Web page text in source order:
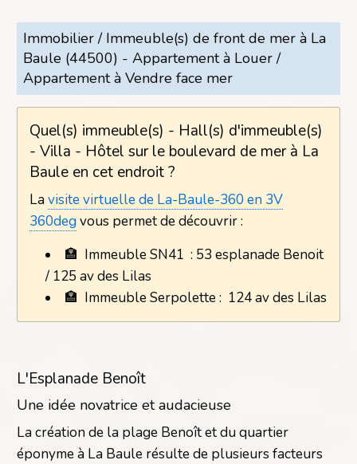
Immobilier / Immeuble(s) de front de mer à La
Baule (44500) - Appartement à Louer /
Appartement à Vendre face mer
Quel(s) immeuble(s) - Hall(s) d'immeuble(s)
- Villa - Hôtel sur le boulevard de mer à La
Baule en cet endroit ?
Lavisite virtuelle de La-Baule-360 en 3V
360degvous permet de découvrir :
🏣 Immeuble SN41 : 53 esplanade Benoit
/ 125 av des Lilas
🏣 Immeuble Serpolette : 124 av des Lilas
L'Esplanade Benoît
Une idée novatrice et audacieuse
La création de la plage Benoît et du quartier
éponyme à La Baule résulte de plusieurs facteurs